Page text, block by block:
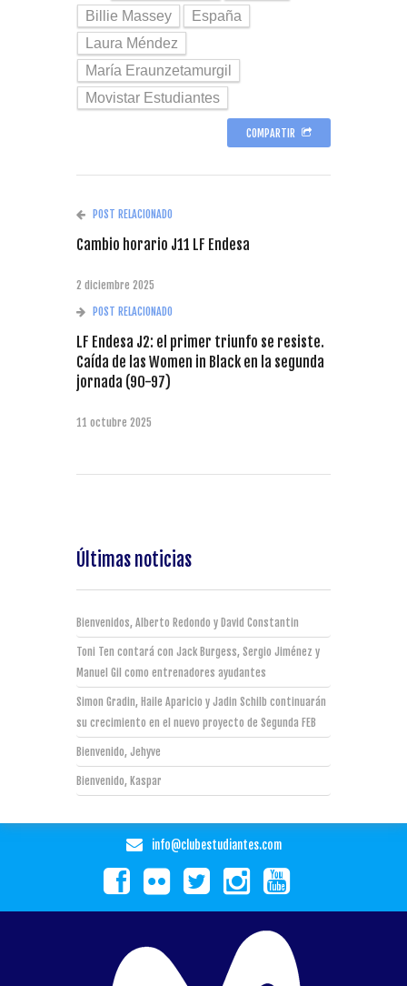
Billie Massey
España
Laura Méndez
María Eraunzetamurgil
Movistar Estudiantes
COMPARTIR
POST RELACIONADO
Cambio horario J11 LF Endesa
2 diciembre 2025
POST RELACIONADO
LF Endesa J2: el primer triunfo se resiste.
Caída de las Women in Black en la segunda
jornada (90-97)
11 octubre 2025
Últimas noticias
Bienvenidos, Alberto Redondo y David Constantin
Toni Ten contará con Jack Burgess, Sergio Jiménez y
Manuel Gil como entrenadores ayudantes
Simon Gradin, Haile Aparicio y Jadin Schilb continuarán
su crecimiento en el nuevo proyecto de Segunda FEB
Bienvenido, Jehyve
Bienvenido, Kaspar
info@clubestudiantes.com